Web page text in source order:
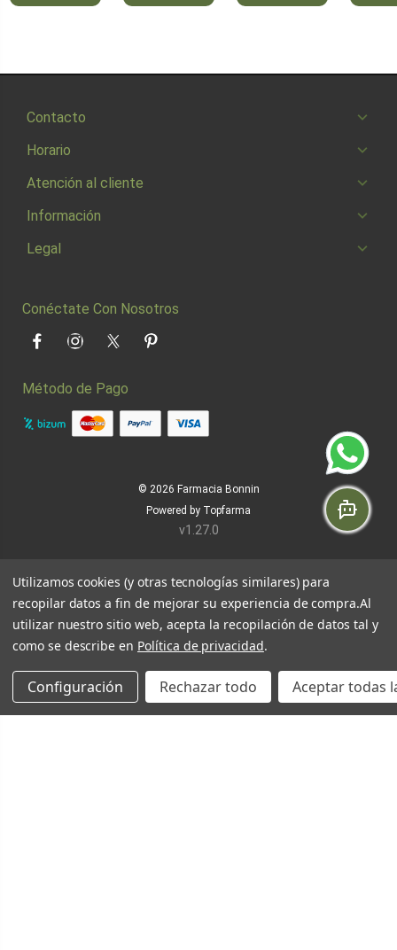
Contacto
Horario
Atención al cliente
Información
Legal
Conéctate Con Nosotros
FacebookInstagramTwitter Pinterest
Método de Pago
© 2026 Farmacia Bonnin
Powered by Topfarma
v1.27.0
Utilizamos cookies (y otras tecnologías similares) para
recopilar datos a fin de mejorar su experiencia de compra.Al
utilizar nuestro sitio web, acepta la recopilación de datos tal y
como se describe en Política de privacidad.
Configuración Rechazar todo Aceptar todas